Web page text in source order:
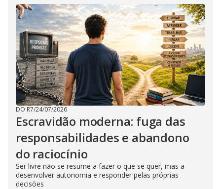
DO R7/24/07/2026
Escravidão moderna: fuga das
responsabilidades e abandono
do raciocínio
Ser livre não se resume a fazer o que se quer, mas a
desenvolver autonomia e responder pelas próprias
decisões